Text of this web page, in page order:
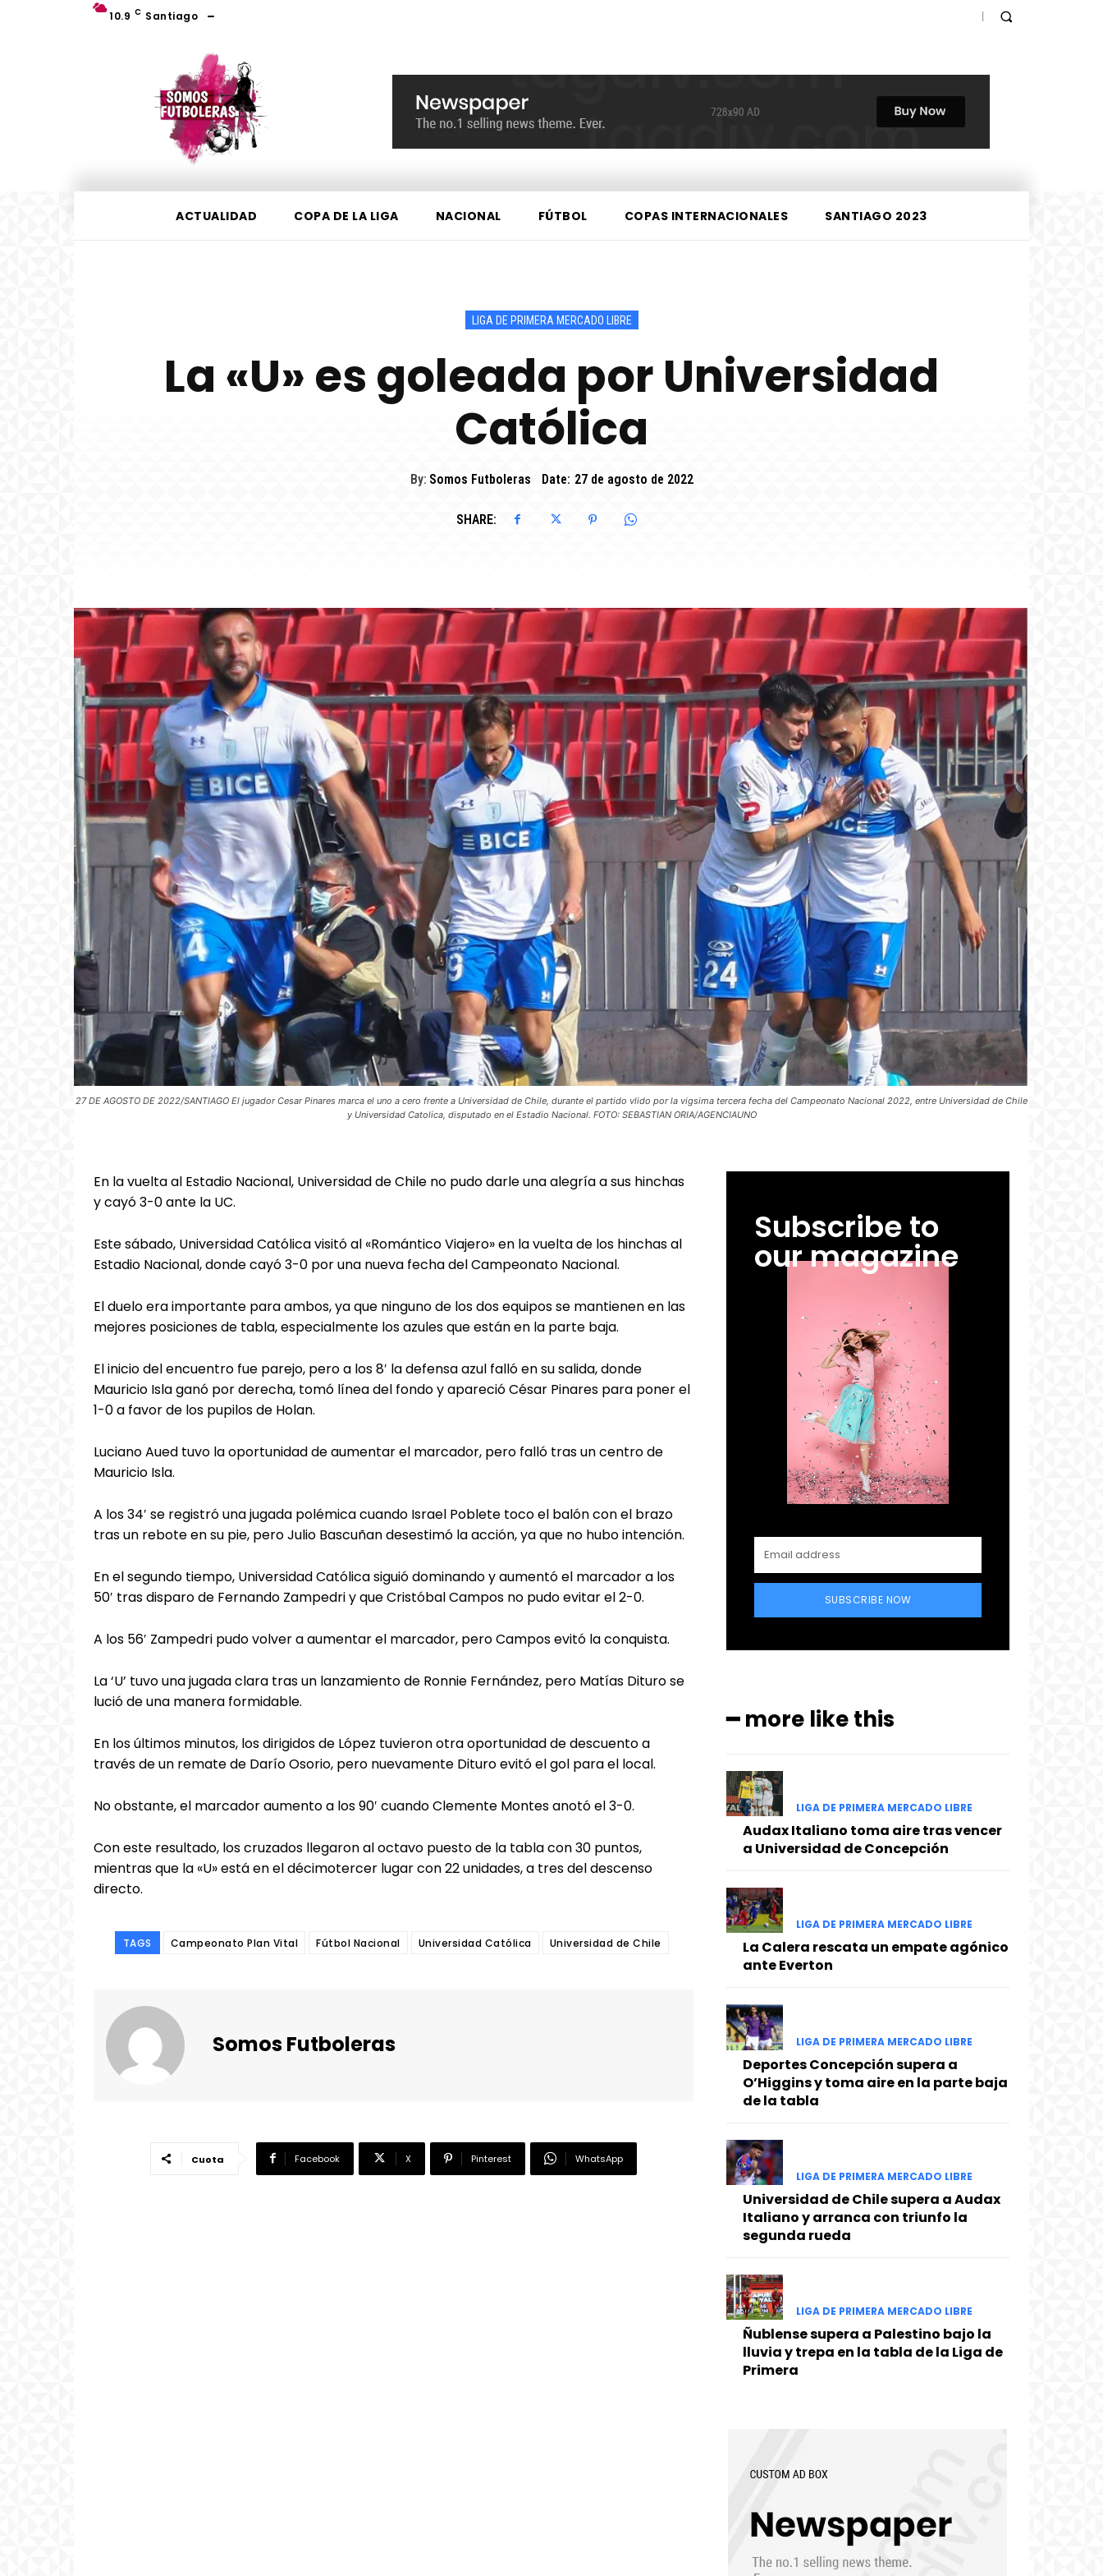
10.9 C Santiago
ACTUALIDAD COPA DE LA LIGA NACIONAL FÚTBOL COPAS INTERNACIONALES SANTIAGO 2023
LIGA DE PRIMERA MERCADO LIBRE
La «U» es goleada por Universidad
Católica
By: Somos Futboleras Date: 27 de agosto de 2022
SHARE:
27 DE AGOSTO DE 2022/SANTIAGO El jugador Cesar Pinares marca el uno a cero frente a Universidad de Chile, durante el partido vlido por la vigsima tercera fecha del Campeonato Nacional 2022, entre Universidad de Chile
y Universidad Catolica, disputado en el Estadio Nacional. FOTO: SEBASTIAN ORIA/AGENCIAUNO
En la vuelta al Estadio Nacional, Universidad de Chile no pudo darle una alegría a sus hinchas
y cayó 3-0 ante la UC.
Este sábado, Universidad Católica visitó al «Romántico Viajero» en la vuelta de los hinchas al
Estadio Nacional, donde cayó 3-0 por una nueva fecha del Campeonato Nacional.
El duelo era importante para ambos, ya que ninguno de los dos equipos se mantienen en las
mejores posiciones de tabla, especialmente los azules que están en la parte baja.
El inicio del encuentro fue parejo, pero a los 8′ la defensa azul falló en su salida, donde
Mauricio Isla ganó por derecha, tomó línea del fondo y apareció César Pinares para poner el
1-0 a favor de los pupilos de Holan.
Luciano Aued tuvo la oportunidad de aumentar el marcador, pero falló tras un centro de
Mauricio Isla.
A los 34′ se registró una jugada polémica cuando Israel Poblete toco el balón con el brazo
tras un rebote en su pie, pero Julio Bascuñan desestimó la acción, ya que no hubo intención.
En el segundo tiempo, Universidad Católica siguió dominando y aumentó el marcador a los
50′ tras disparo de Fernando Zampedri y que Cristóbal Campos no pudo evitar el 2-0.
A los 56′ Zampedri pudo volver a aumentar el marcador, pero Campos evitó la conquista.
La ‘U’ tuvo una jugada clara tras un lanzamiento de Ronnie Fernández, pero Matías Dituro se
lució de una manera formidable.
En los últimos minutos, los dirigidos de López tuvieron otra oportunidad de descuento a
través de un remate de Darío Osorio, pero nuevamente Dituro evitó el gol para el local.
No obstante, el marcador aumento a los 90′ cuando Clemente Montes anotó el 3-0.
Con este resultado, los cruzados llegaron al octavo puesto de la tabla con 30 puntos,
mientras que la «U» está en el décimotercer lugar con 22 unidades, a tres del descenso
directo.
TAGS Campeonato Plan Vital Fútbol Nacional Universidad Católica Universidad de Chile
Somos Futboleras
Cuota Facebook X Pinterest WhatsApp
Subscribe to
our magazine
SUBSCRIBE NOW
━ more like this
LIGA DE PRIMERA MERCADO LIBRE
Audax Italiano toma aire tras vencer
a Universidad de Concepción
LIGA DE PRIMERA MERCADO LIBRE
La Calera rescata un empate agónico
ante Everton
LIGA DE PRIMERA MERCADO LIBRE
Deportes Concepción supera a
O’Higgins y toma aire en la parte baja
de la tabla
LIGA DE PRIMERA MERCADO LIBRE
Universidad de Chile supera a Audax
Italiano y arranca con triunfo la
segunda rueda
LIGA DE PRIMERA MERCADO LIBRE
Ñublense supera a Palestino bajo la
lluvia y trepa en la tabla de la Liga de
Primera